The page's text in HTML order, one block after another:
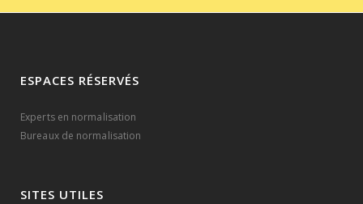
ESPACES RÉSERVÉS
Experts en normalisation
Bureaux de normalisation
SITES UTILES